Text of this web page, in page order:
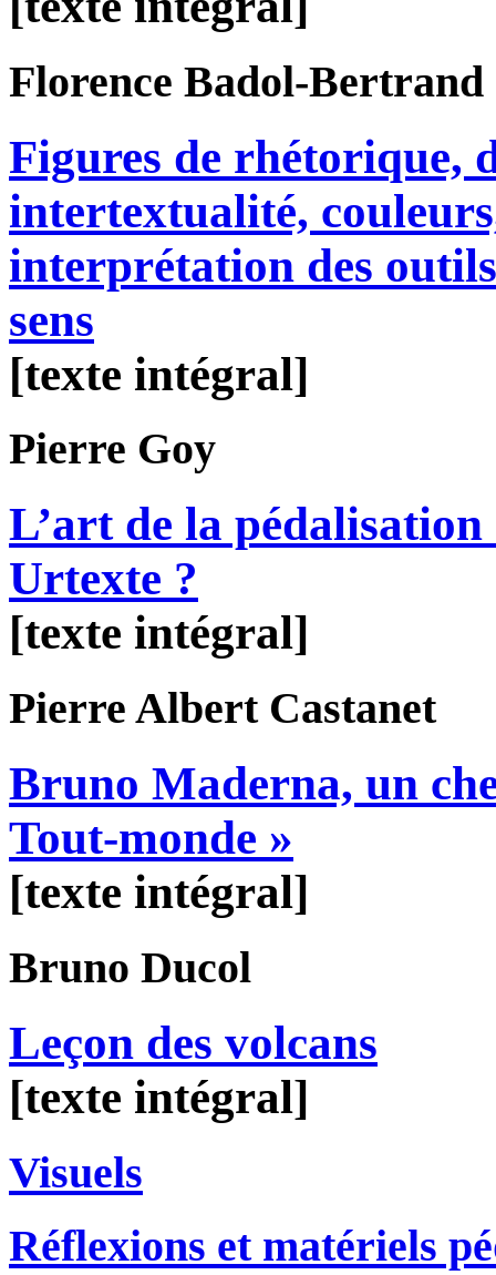
Florence Badol-Bertrand
Figures de rhétorique,
intertextualité,
interprétation des
sens
[texte intégral]
Pierre Goy
L’art de la
Urtexte ?
[texte intégral]
Pierre Albert Castanet
Bruno Maderna, un
Tout-monde »
[texte intégral]
Bruno Ducol
Leçon des volcans
[texte intégral]
Visuels
Réflexions et matériels